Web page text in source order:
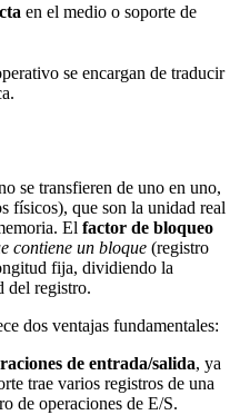
en el medio o soporte de
se encargan de traducir
se transfieren de uno en uno,
físicos), que son la unidad real
El factor de bloqueo
contiene un bloque (registro
fija, dividiendo la
del registro.
dos ventajas fundamentales:
de entrada/salida, ya
trae varios registros de una
de operaciones de E/S.